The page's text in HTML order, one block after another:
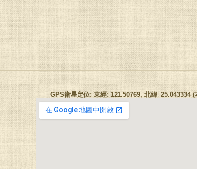
GPS衛星定位: 東經: 121.50769, 北緯: 25.043334